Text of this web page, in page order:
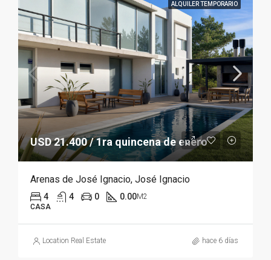
ALQUILER TEMPORARIO
USD 21.400 / 1ra quincena de enero
Arenas de José Ignacio, José Ignacio
4 4 0 0.00M2
CASA
Location Real Estate hace 6 días